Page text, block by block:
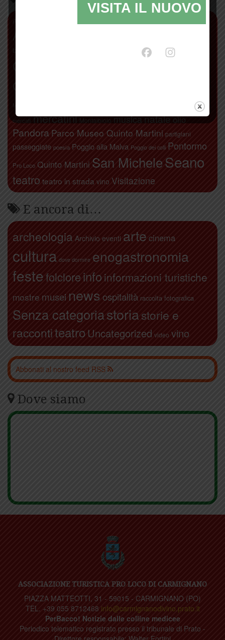
Abbazia di San Giusto
Artimino
biodistretto+ camminate
Carmignano
Comeana
libri
mercati mercatini Montalbiolo musicanataleolio
Pandora Parco Museo Quinto Martini partigiani
passeggiate poesia Poggio alla Malva Poggio dei colli Pontormo
Pro Loco Quinto Martini San MicheleSeano
teatro teatro in strada vino Visitazione
E ancora di…
archeologia Archivio eventi arte cinema
cultura dove dormire enogastronomia
festefolcloreinfo informazioni turistiche
mostre musei news ospitalità raccolta fotografica
Senza categoriastoriastorie e
raccontiteatro Uncategorized video vino
Abbonati al nostro feed RSS
Dove siamo
ASSOCIAZIONE TURISTICA PRO LOCO DI CARMIGNANO
PIAZZA MATTEOTTI, 31 - 59015 - CARMIGNANO (PO)
TEL. +39 055 8712468 info@carmignanodivino.prato.it
PerBacco! Notizie dalle colline medicee
Periodico telematico registrato presso il tribunale di Prato -
VISITA IL NUOVO